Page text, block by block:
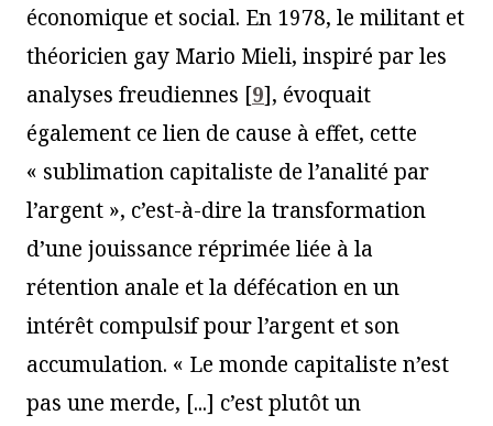
économique et social. En 1978, le militant et
théoricien gay Mario Mieli, inspiré par les
analyses freudiennes [9], évoquait
également ce lien de cause à effet, cette
« sublimation capitaliste de l’analité par
l’argent », c’est-à-dire la transformation
d’une jouissance réprimée liée à la
rétention anale et la défécation en un
intérêt compulsif pour l’argent et son
accumulation. « Le monde capitaliste n’est
pas une merde, [...] c’est plutôt un